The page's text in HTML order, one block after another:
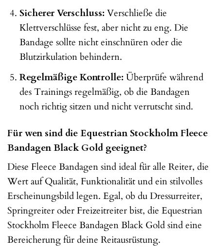
Sicherer Verschluss: Verschließe die
Klettverschlüsse fest, aber nicht zu eng. Die
Bandage sollte nicht einschnüren oder die
Blutzirkulation behindern.
Regelmäßige Kontrolle: Überprüfe während
des Trainings regelmäßig, ob die Bandagen
noch richtig sitzen und nicht verrutscht sind.
Für wen sind die Equestrian Stockholm Fleece
Bandagen Black Gold geeignet?
Diese Fleece Bandagen sind ideal für alle Reiter, die
Wert auf Qualität, Funktionalität und ein stilvolles
Erscheinungsbild legen. Egal, ob du Dressurreiter,
Springreiter oder Freizeitreiter bist, die Equestrian
Stockholm Fleece Bandagen Black Gold sind eine
Bereicherung für deine Reitausrüstung.